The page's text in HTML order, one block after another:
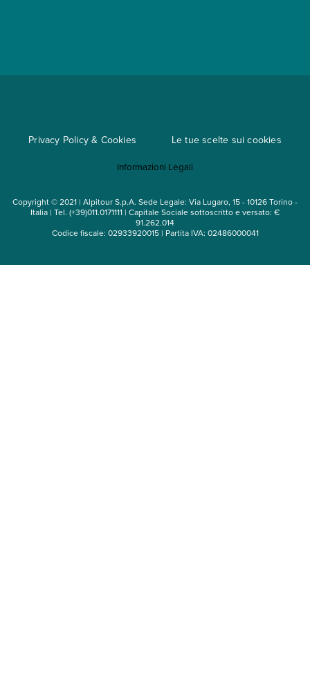
Mappa del sito
Privacy Policy & Cookies Le tue scelte sui cookies
Informazioni Legali
Copyright © 2021 | Alpitour S.p.A. Sede Legale: Via Lugaro, 15 - 10126 Torino -
Italia | Tel. (+39)011.0171111 | Capitale Sociale sottoscritto e versato: €
91.262.014
Codice fiscale: 02933920015 | Partita IVA: 02486000041